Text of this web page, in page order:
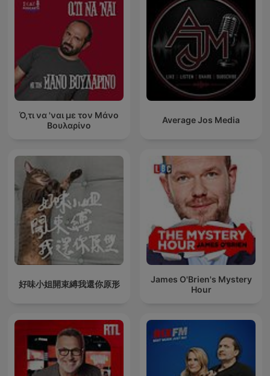
Ό,τι να 'ναι με τον Μάνο
Βουλαρίνο
Average Jos Media
好味小姐開束縛我還你原形
James O'Brien's Mystery
Hour